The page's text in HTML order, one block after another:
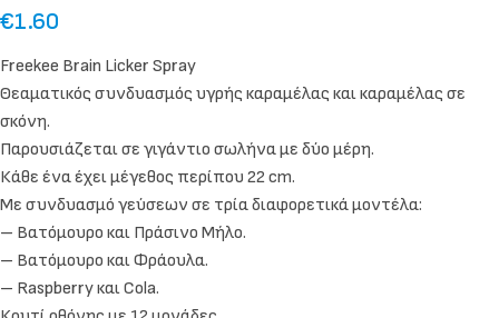
€1.60
Freekee Brain Licker Spray
Θεαματικός συνδυασμός υγρής καραμέλας και καραμέλας σε
σκόνη.
Παρουσιάζεται σε γιγάντιο σωλήνα με δύο μέρη.
Κάθε ένα έχει μέγεθος περίπου 22 cm.
Με συνδυασμό γεύσεων σε τρία διαφορετικά μοντέλα:
– Βατόμουρο και Πράσινο Μήλο.
– Βατόμουρο και Φράουλα.
– Raspberry και Cola.